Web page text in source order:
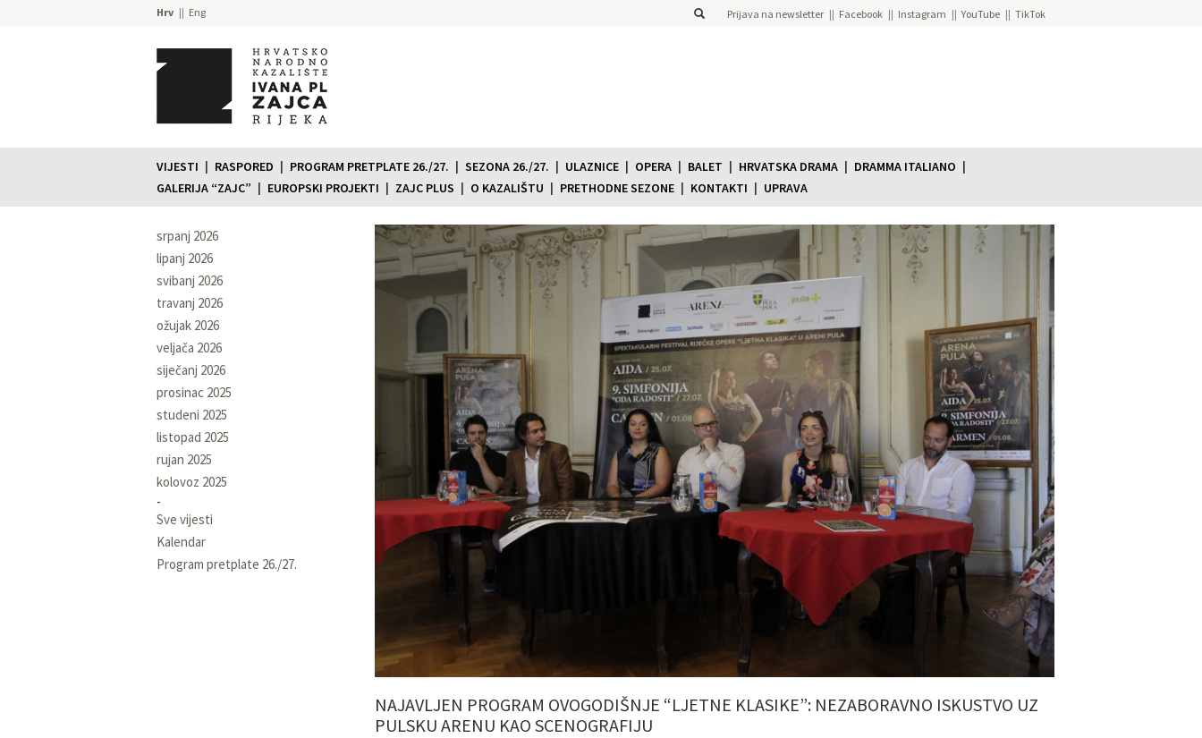
Hrv Eng Prijava na newsletter Facebook Instagram YouTube TikTok
VIJESTI RASPORED PROGRAM PRETPLATE 26./27. SEZONA 26./27. ULAZNICE OPERA BALET HRVATSKA DRAMA
DRAMMA ITALIANO
GALERIJA “ZAJC”
EUROPSKI PROJEKTI ZAJC PLUS O KAZALIŠTU PRETHODNE SEZONE KONTAKTI UPRAVA
srpanj 2026
lipanj 2026
svibanj 2026
travanj 2026
ožujak 2026
veljača 2026
siječanj 2026
prosinac 2025
studeni 2025
listopad 2025
rujan 2025
kolovoz 2025
Sve vijesti
Kalendar
Program pretplate 26./27.
NAJAVLJEN PROGRAM OVOGODIŠNJE “LJETNE KLASIKE”: NEZABORAVNO ISKUSTVO UZ
PULSKU ARENU KAO SCENOGRAFIJU